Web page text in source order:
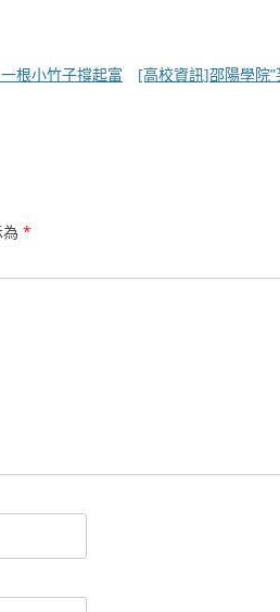
根小竹子撐起富
[高校資訊]邵陽學院
*